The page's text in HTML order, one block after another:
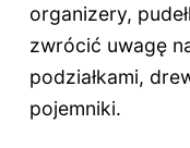
organizery,
zwrócić uwagę
podziałkami,
pojemniki.